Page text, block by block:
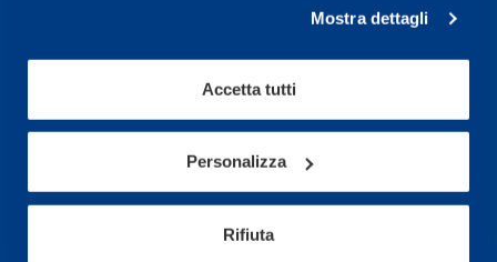
Mostra dettagli
Accetta tutti
Personalizza
Rifiuta